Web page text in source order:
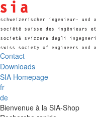
Contact
Downloads
SIA Homepage
fr
de
Bienvenue à la SIA-Shop